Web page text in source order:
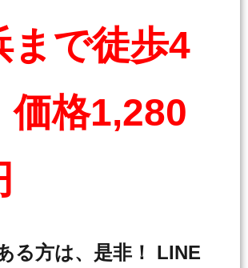
まで徒歩4
価格1,280
る方は、是非！ LINE